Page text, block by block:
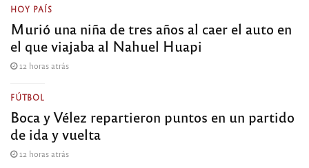
HOY PAÍS
Murió una niña de tres años al caer el auto en
el que viajaba al Nahuel Huapi
12 horas atrás
FÚTBOL
Boca y Vélez repartieron puntos en un partido
de ida y vuelta
12 horas atrás